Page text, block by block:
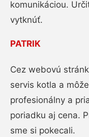
komunikáciou.
vytknúť.
PATRIK
Cez webovú
servis kotla a
profesionálny a
poriadku aj cena.
sme si pokecali.